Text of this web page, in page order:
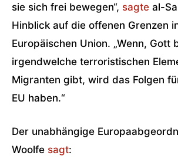
sie sich frei bewegen“, sagte al-
Hinblick auf die offenen Grenzen
Europäischen Union. „Wenn, Gott
irgendwelche terroristischen
Migranten gibt, wird das Folgen
EU haben.“
Der unabhängige
Woolfe sagt: